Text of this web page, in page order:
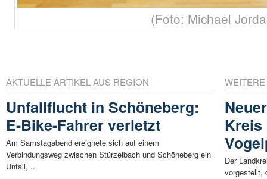
(Foto: Michael
AKTUELLE ARTIKEL AUS REGION
Unfallflucht in Schöneberg:
E-Bike-Fahrer verletzt
Am Samstagabend ereignete sich auf einem
Verbindungsweg zwischen Stürzelbach und Schöneberg ein
Unfall, ...
Kreis
Der
vorgestellt,